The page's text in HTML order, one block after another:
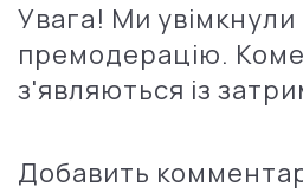
Увага! Ми увімкнули
премодерацію.
з'являються із
Добавить